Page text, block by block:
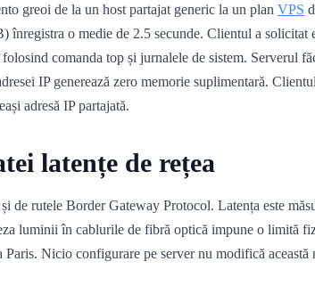
greoi de la un host partajat generic la un plan VPS
o medie de 2.5 secunde. Clientul a
comanda top și jurnalele de sistem.
IP generează zero memorie suplimentară.
adresă IP partajată.
latențe de rețea
de rutele Border Gateway Protocol. Latența este
luminii în cablurile de fibră optică impune o limită
Paris. Nicio configurare pe server nu modifică